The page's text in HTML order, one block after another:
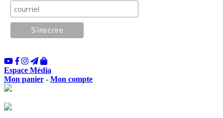
Espace Média
Mon panier - Mon compte